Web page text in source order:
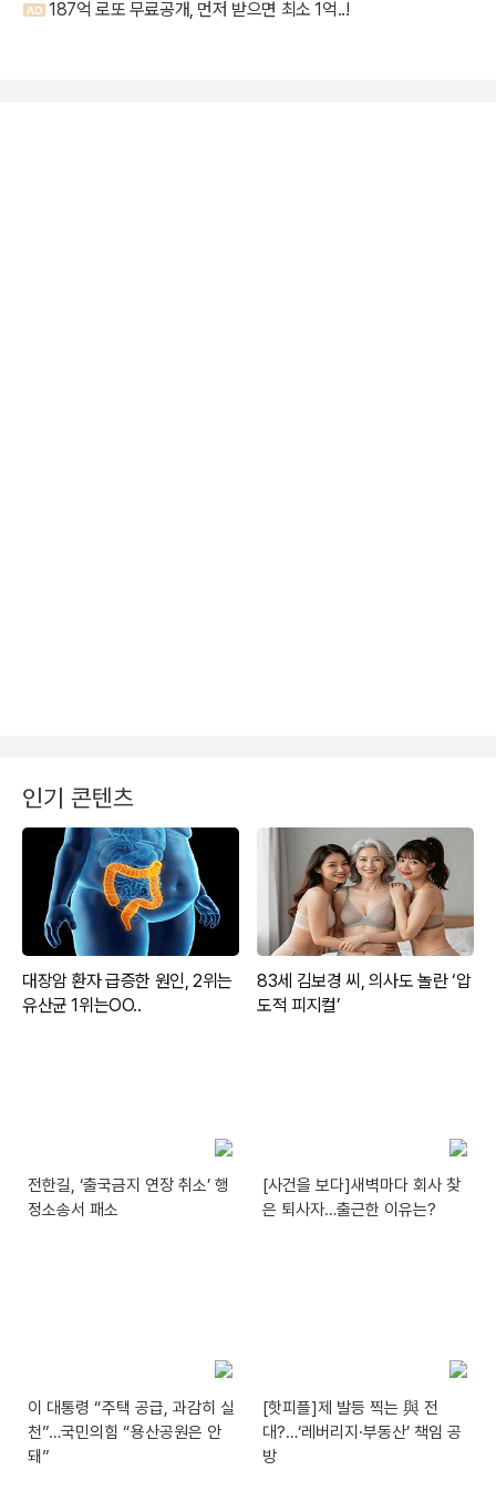
인기 콘텐츠
전한길, ‘출국금지 연장 취소’ 행
정소송서 패소
[사건을 보다]새벽마다 회사 찾
은 퇴사자…출근한 이유는?
이 대통령 “주택 공급, 과감히 실
천”…국민의힘 “용산공원은 안
돼”
[핫피플]제 발등 찍는 與 전
대?…‘레버리지·부동산’ 책임 공
방